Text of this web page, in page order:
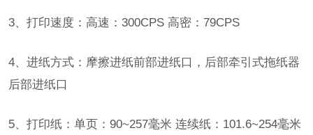
3、打印速度：高速：300CPS 高密：79CPS
4、进纸方式：摩擦进纸前部进纸口，后部牵引式拖纸器
后部进纸口
5、打印纸：单页：90~257毫米 连续纸：101.6~254毫米